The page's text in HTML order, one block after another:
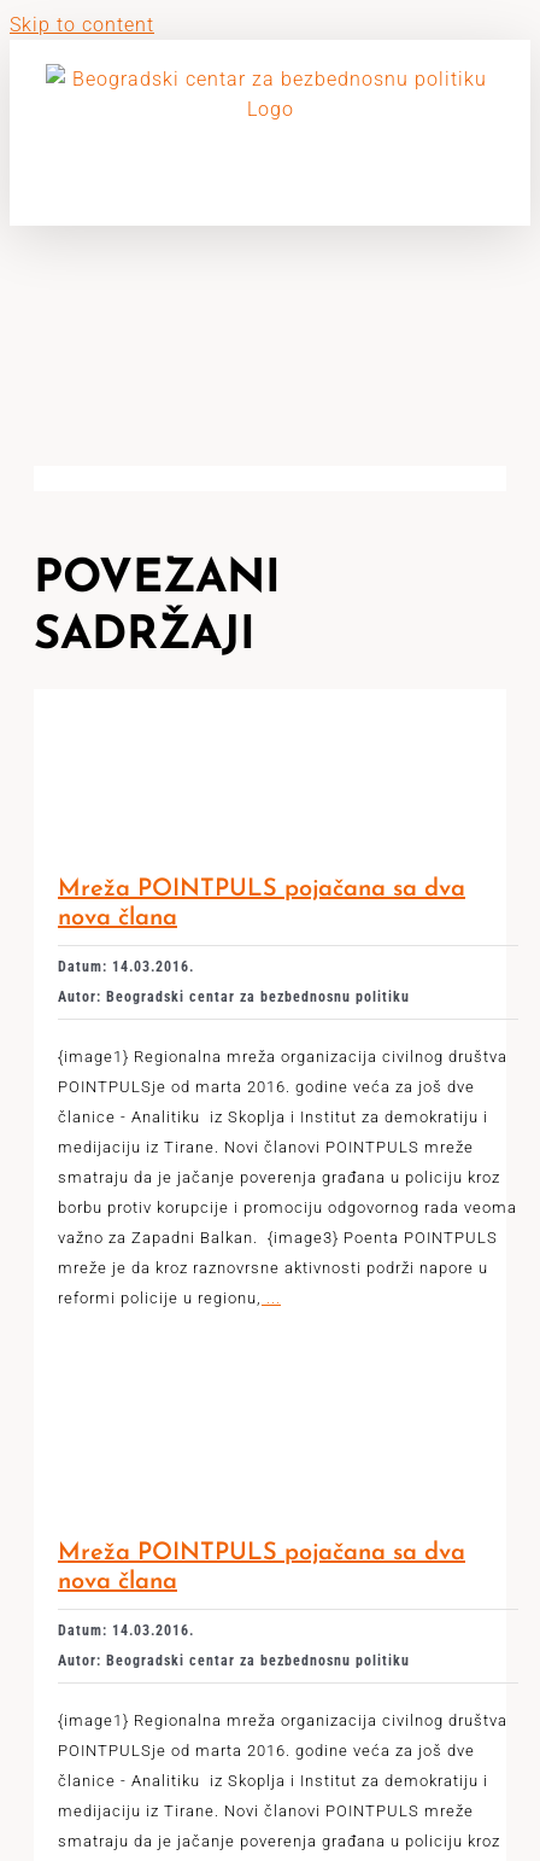
Skip to content
POVEZANI
SADRŽAJI
Mreža POINTPULS pojačana sa dva
nova člana
Datum: 14.03.2016.
Autor: Beogradski centar za bezbednosnu politiku
{image1} Regionalna mreža organizacija civilnog društva
POINTPULSje od marta 2016. godine veća za još dve
članice - Analitiku iz Skoplja i Institut za demokratiju i
medijaciju iz Tirane. Novi članovi POINTPULS mreže
smatraju da je jačanje poverenja građana u policiju kroz
borbu protiv korupcije i promociju odgovornog rada veoma
važno za Zapadni Balkan. {image3} Poenta POINTPULS
mreže je da kroz raznovrsne aktivnosti podrži napore u
reformi policije u regionu, ...
Mreža POINTPULS pojačana sa dva
nova člana
Datum: 14.03.2016.
Autor: Beogradski centar za bezbednosnu politiku
{image1} Regionalna mreža organizacija civilnog društva
POINTPULSje od marta 2016. godine veća za još dve
članice - Analitiku iz Skoplja i Institut za demokratiju i
medijaciju iz Tirane. Novi članovi POINTPULS mreže
smatraju da je jačanje poverenja građana u policiju kroz